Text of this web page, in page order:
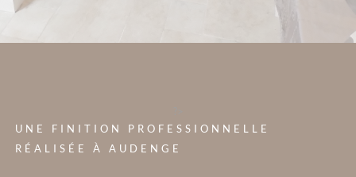
UNE FINITION PROFESSIONNELLE
RÉALISÉE À AUDENGE